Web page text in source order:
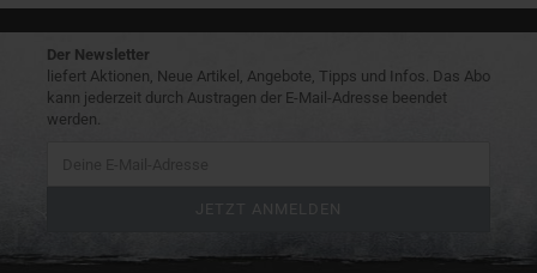
Der Newsletter
liefert Aktionen, Neue Artikel, Angebote, Tipps und Infos. Das Abo
kann jederzeit durch Austragen der E-Mail-Adresse beendet
werden.